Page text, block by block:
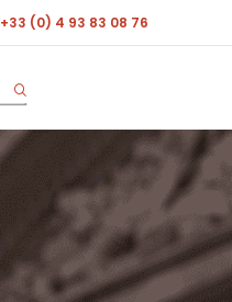
+33 (0) 4 93 83 08 76